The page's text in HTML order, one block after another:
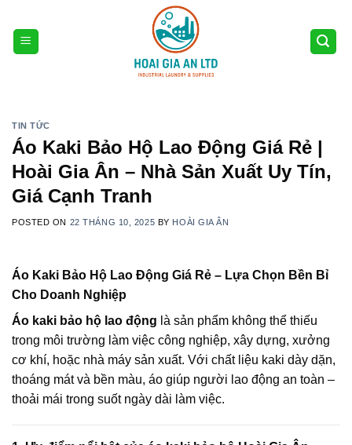
content
TIN TỨC
Áo Kaki Bảo Hộ Lao Động Giá Rẻ |
Hoài Gia Ân – Nhà Sản Xuất Uy Tín,
Giá Cạnh Tranh
POSTED ON 22 THÁNG 10, 2025 BY HOÀI GIA ÂN
Áo Kaki Bảo Hộ Lao Động Giá Rẻ – Lựa Chọn Bền Bỉ
Cho Doanh Nghiệp
Áo kaki bảo hộ lao động là sản phẩm không thể thiếu
trong môi trường làm việc công nghiệp, xây dựng, xưởng
cơ khí, hoặc nhà máy sản xuất. Với chất liệu kaki dày dặn,
thoáng mát và bền màu, áo giúp người lao động an toàn –
thoải mái trong suốt ngày dài làm việc.